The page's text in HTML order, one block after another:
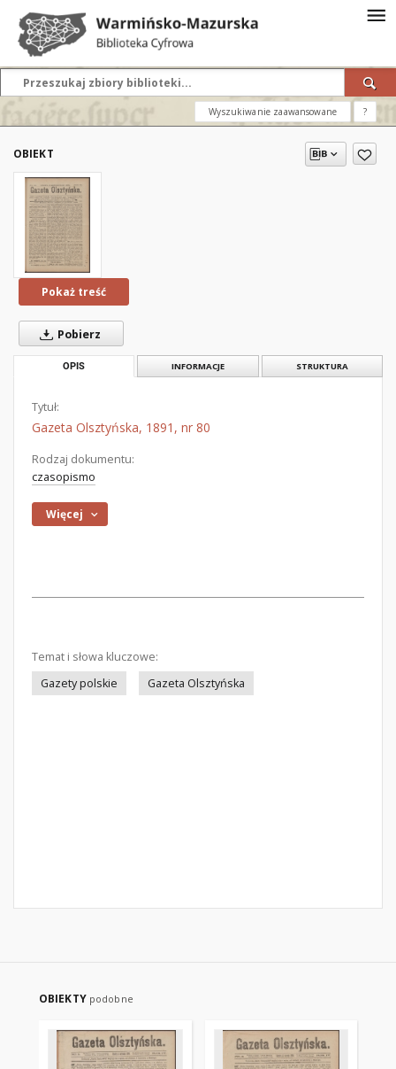
Wyszukiwanie zaawansowane ?
OBIEKT
Pokaż treść
Pobierz
OPIS INFORMACJE STRUKTURA
Tytuł:
Gazeta Olsztyńska, 1891, nr 80
Rodzaj dokumentu:
czasopismo
Więcej
Temat i słowa kluczowe:
Gazety polskie
Gazeta Olsztyńska
OBIEKTY podobne